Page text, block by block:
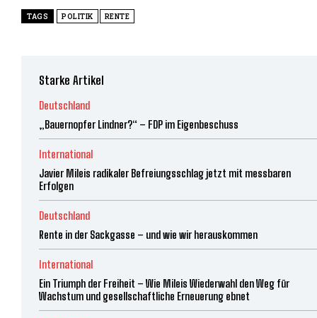
TAGS POLITIK RENTE
Starke Artikel
Deutschland
„Bauernopfer Lindner?“ – FDP im Eigenbeschuss
International
Javier Mileis radikaler Befreiungsschlag jetzt mit messbaren
Erfolgen
Deutschland
Rente in der Sackgasse – und wie wir herauskommen
International
Ein Triumph der Freiheit – Wie Mileis Wiederwahl den Weg für
Wachstum und gesellschaftliche Erneuerung ebnet